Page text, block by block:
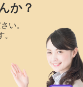
か？
い。
。